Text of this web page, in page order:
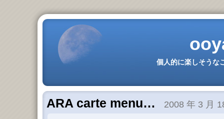
個人的に楽しそうな
ARA carte menu… 2008 年 3 月